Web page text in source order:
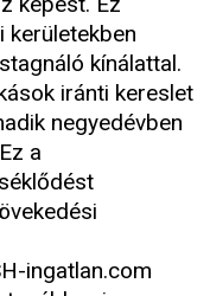
kerületekben
kínálattal.
iránti kereslet
negyedévben
a
ingatlan.com